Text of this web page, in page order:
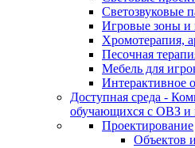
Светозвуковые
Игровые зоны и
Хромотерапия,
Песочная
Мебель для
Интерактивное
Доступная среда -
обучающихся с ОВЗ и
Проектирование
Объектов